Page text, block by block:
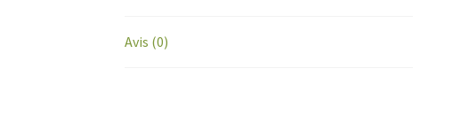
Avis (0)